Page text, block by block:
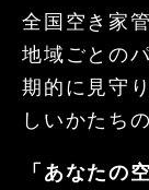
全国空き家
地域ごとの
期的に見守
しいかたち
「あなたの